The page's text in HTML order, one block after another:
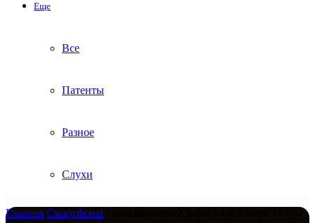
Еще
Все
Патенты
Разное
Слухи
Главная Смартфоны